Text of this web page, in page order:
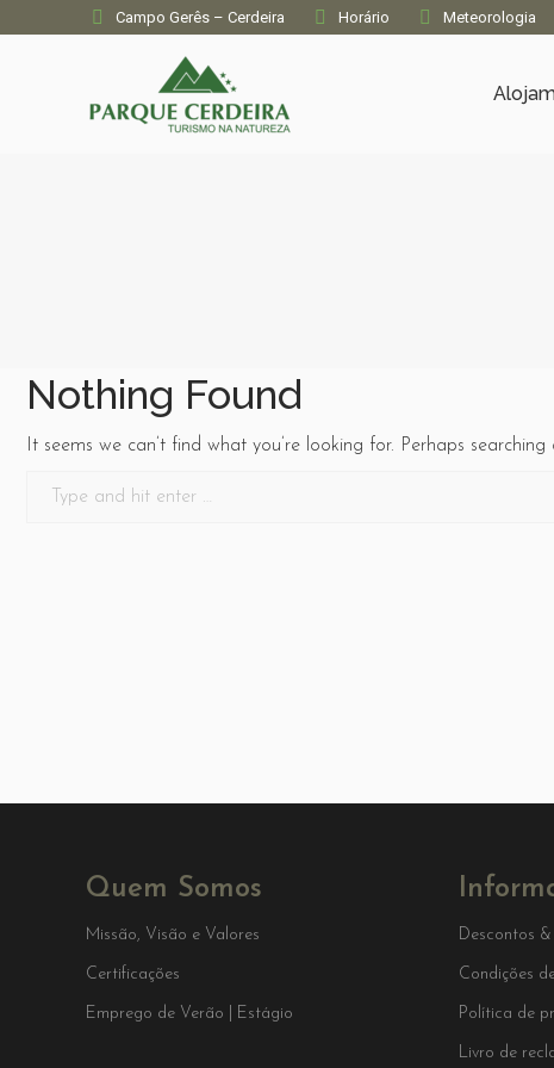
Campo Gerês – Cerdeira Horário Meteorologia
Nothing Found
It seems we can’t find what you’re looking for. Perhaps searching
Search:
Quem Somos
Missão, Visão e Valores
Certificações
Emprego de Verão | Estágio
Descontos
Condições
Política de
Livro de